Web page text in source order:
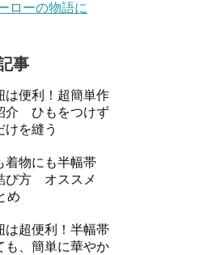
ローの物語に
事
は便利！超簡単作
介 ひもをつけず
けを縫う
着物にも半幅帯
び方 オススメ
め
は超便利！半幅帯
も、簡単に華やか